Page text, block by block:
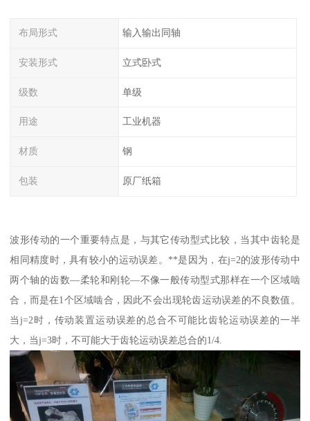
布局形式 输入输出同轴
安装形式 立式卧式
级数 单级
用途 工业机器
材质 钢
包装 原厂纸箱
波形传动的一个重要特点是，与其它传动型式比较，当其中齿轮是
相同精度时，具有较小的运动误差。**是因为，在j=2的波形传动中
两个轴的齿数—柔轮和刚轮—不像一般传动型式那样在一个区域啮
合，而是在1个区域啮合，因此不会出现轮齿运动误差的不良数值。
当j=2时，传动装置运动误差的总合不可能比齿轮运动误差的一半
大，当j=3时，不可能大于齿轮运动误差总合的1/4.